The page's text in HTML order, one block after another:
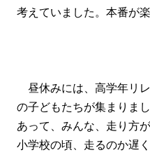
考えていました。本番が楽
昼休みには、高学年リ
の子どもたちが集まりま
あって、みんな、走り方
小学校の頃、走るのか遅